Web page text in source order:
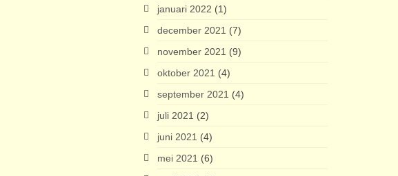
januari 2022 (1)
december 2021 (7)
november 2021 (9)
oktober 2021 (4)
september 2021 (4)
juli 2021 (2)
juni 2021 (4)
mei 2021 (6)